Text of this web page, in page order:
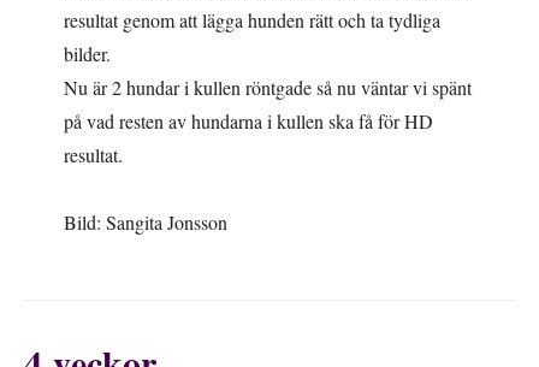
resultat genom att lägga hunden rätt och ta tydliga
bilder.
Nu är 2 hundar i kullen röntgade så nu väntar vi spänt
på vad resten av hundarna i kullen ska få för HD
resultat.
Bild: Sangita Jonsson